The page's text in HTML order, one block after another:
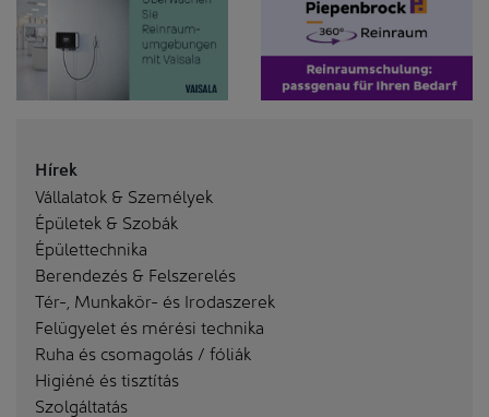
Hírek
Vállalatok & Személyek
Épületek & Szobák
Épülettechnika
Berendezés & Felszerelés
Tér-, Munkakör- és Irodaszerek
Felügyelet és mérési technika
Ruha és csomagolás / fóliák
Higiéné és tisztítás
Szolgáltatás